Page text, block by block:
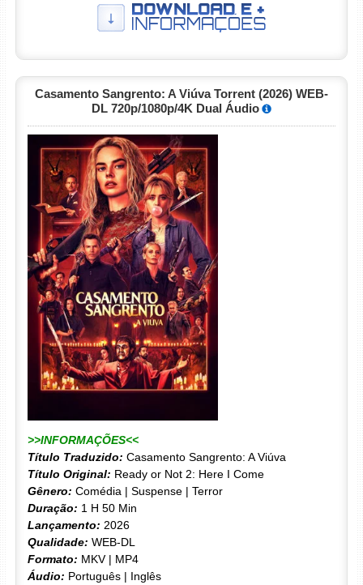
Casamento Sangrento: A Viúva Torrent (2026) WEB-
DL 720p/1080p/4K Dual Áudio
>>INFORMAÇÕES<<
Título Traduzido: Casamento Sangrento: A Viúva
Título Original: Ready or Not 2: Here I Come
Gênero: Comédia | Suspense | Terror
Duração: 1 H 50 Min
Lançamento: 2026
Qualidade: WEB-DL
Formato: MKV | MP4
Áudio: Português | Inglês